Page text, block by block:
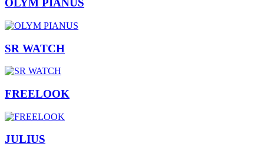
OLYM PIANUS
SR WATCH
FREELOOK
JULIUS